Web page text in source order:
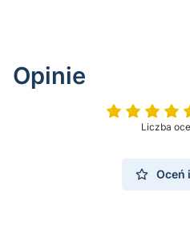
Opinie
Liczba
Oceń